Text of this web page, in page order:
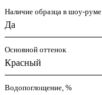
Наличие образца в шоу-руме
Да
Основной оттенок
Красный
Водопоглощение, %